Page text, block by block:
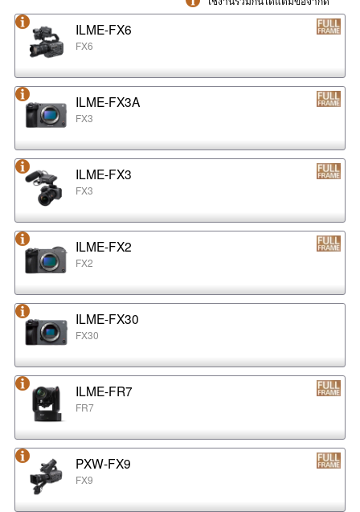
ILME-FX6
FX6
ILME-FX3A
FX3
ILME-FX3
FX3
ILME-FX2
FX2
ILME-FX30
FX30
ILME-FR7
FR7
PXW-FX9
FX9